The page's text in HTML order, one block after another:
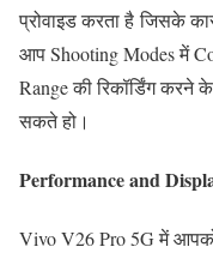
प्रोवाइड करता है जिसके
आप Shooting Modes में
Range की रिकॉर्डिंग
सकते हो।
Performance and
Vivo V26 Pro 5G में